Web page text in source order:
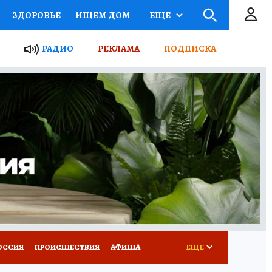
ЗДОРОВЬЕ ИЩЕМ ДОМ
ПРОЕКТЫ РОССИИ
ПУТЕВОДИТЕЛЬ
ТУРИЗМ
ПОТРЕБИТЕЛЯ ВСЕ О КП
ЕЩЕ
РАДИО РЕКЛАМА ПОДПИСКА
ПРОИСШЕСТВИЯ АФИША ЕЩЕ